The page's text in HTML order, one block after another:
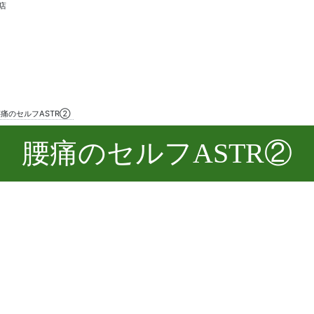
のセルフASTR②
腰痛のセルフASTR②